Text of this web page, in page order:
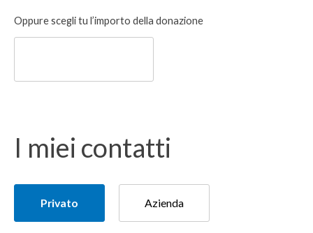
Donazione
libera
Oppure scegli tu l’importo della donazione
I miei contatti
donatore
Privato Azienda